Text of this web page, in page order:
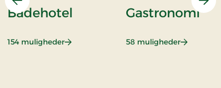
Forrige
Badehotel
154 muligheder: Badehotel
Gastronomi
58 muligheder: